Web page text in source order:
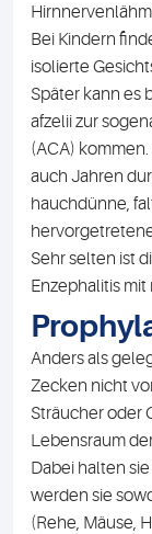
Bei Kindern
isolierte
Später kann es
afzelii zur
(ACA)
auch Jahren
hauchdünne,
Sehr selten ist
Enzephalitis
Anders als
Zecken nicht
Sträucher oder
Lebensraum
Dabei halten
werden sie
(Rehe, Mäuse,